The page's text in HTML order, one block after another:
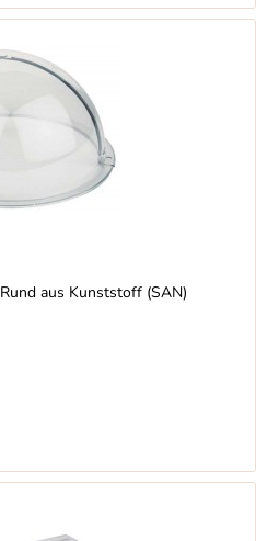
aus Kunststoff (SAN)